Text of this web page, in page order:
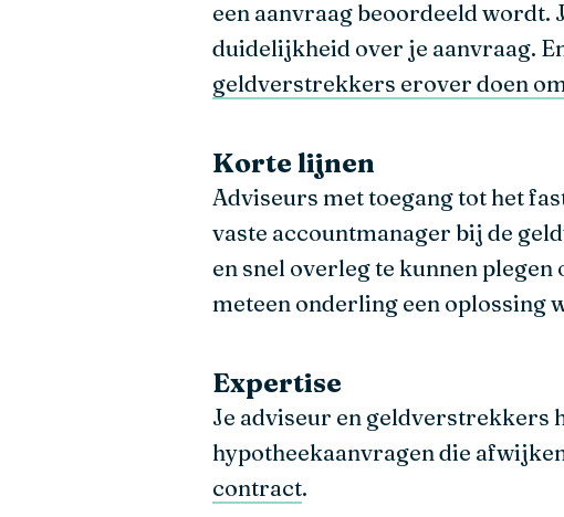
een aanvraag beoordeeld wordt.
duidelijkheid over je aanvraag.
geldverstrekkers erover doen
Korte lijnen
Adviseurs met toegang tot het
vaste accountmanager bij de
en snel overleg te kunnen
meteen onderling een oplossing
Expertise
Je adviseur en geldverstrekkers
hypotheekaanvragen die
contract.